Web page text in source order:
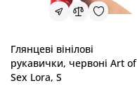
Глянцеві вінілові
рукавички, червоні Art of
Sex Lora, S